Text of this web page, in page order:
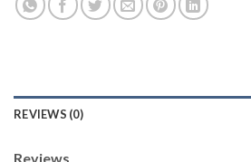
REVIEWS (0)
Reviews